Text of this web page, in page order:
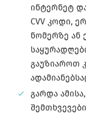
ინტერნეტ
CVV კოდი,
ნომერზე ან
გაუზიაროთ
გარდა